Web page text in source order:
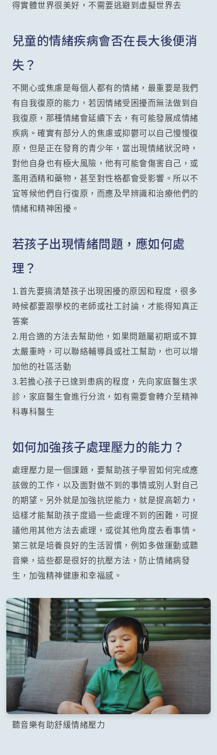
得實體世界很美好，不需要逃避到虛擬世界去
兒童的情緒疾病會否在長大後便消
失？
不開心或焦慮是每個人都有的情緒，最重要是我們
有自我復原的能力，若因情緒受困擾而無法做到自
我復原，那種情緒會延續下去，有可能發展成情緒
疾病。確實有部分人的焦慮或抑鬱可以自己慢慢復
原，但是正在發育的青少年，當出現情緒狀況時，
對他自身也有極大風險，他有可能會傷害自己，或
濫用酒精和藥物，甚至對性格都會受影響。所以不
宜等候他們自行復原，而應及早辨識和治療他們的
情緒和精神困擾。
若孩子出現情緒問題，應如何處
理？
1.首先要搞清楚孩子出現困擾的原因和程度，很多
時候都要跟學校的老師或社工討論，才能得知真正
答案
2.用合適的方法去幫助他，如果問題屬初期或不算
太嚴重時，可以聯絡輔導員或社工幫助，也可以增
加他的社區活動
3.若擔心孩子已達到患病的程度，先向家庭醫生求
診，家庭醫生會進行分流，如有需要會轉介至精神
科專科醫生
如何加強孩子處理壓力的能力？
處理壓力是一個課題，要幫助孩子學習如何完成應
該做的工作，以及面對做不到的事情或別人對自己
的期望。另外就是加強抗逆能力，就是提高韌力，
這樣才能幫助孩子度過一些處理不到的困難，可提
議他用其他方法去處理，或從其他角度去看事情。
第三就是培養良好的生活習慣，例如多做運動或聽
音樂，這些都是很好的抗壓方法，防止情緒病發
生，加強精神健康和幸福感。
聽音樂有助舒緩情緒壓力